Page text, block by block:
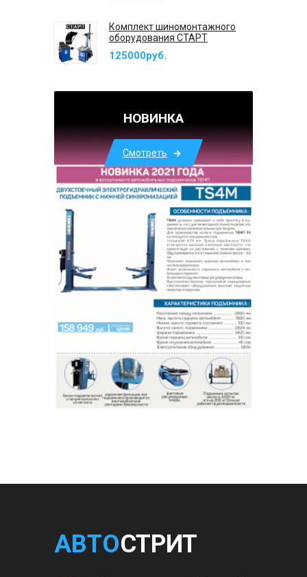
Комплект шиномонтажного
оборудования СТАРТ
125000руб.
НОВИНКА
Смотреть
АВТОСТРИТ